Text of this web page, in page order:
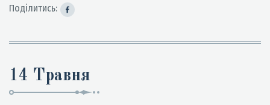
Поділитись:
14 Травня